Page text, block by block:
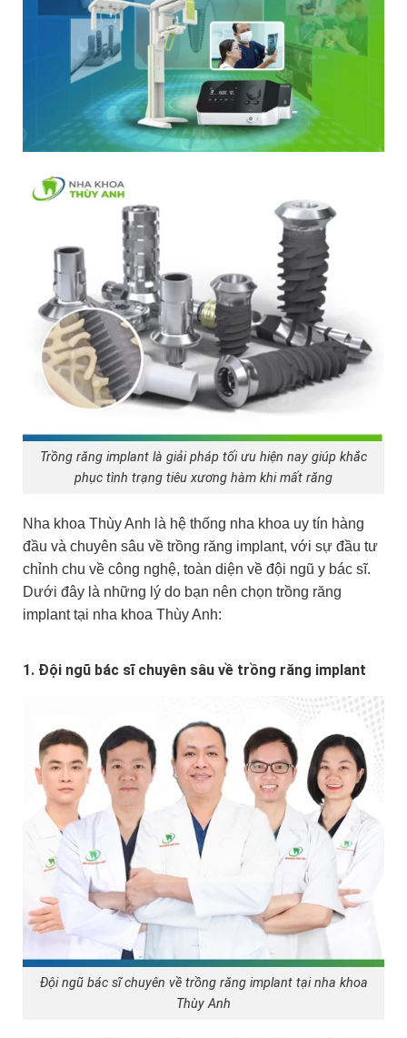
Trồng răng implant là giải pháp tối ưu hiện nay giúp khắc
phục tình trạng tiêu xương hàm khi mất răng
Nha khoa Thùy Anh là hệ thống nha khoa uy tín hàng
đầu và chuyên sâu về trồng răng implant, với sự đầu tư
chỉnh chu về công nghệ, toàn diện về đội ngũ y bác sĩ.
Dưới đây là những lý do bạn nên chọn trồng răng
implant tại nha khoa Thùy Anh:
1. Đội ngũ bác sĩ chuyên sâu về trồng răng implant
Đội ngũ bác sĩ chuyên về trồng răng implant tại nha khoa
Thùy Anh